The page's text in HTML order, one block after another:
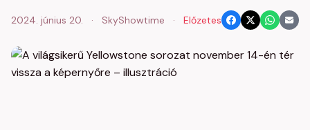
2024. június 20. · SkyShowtime · Előzetes